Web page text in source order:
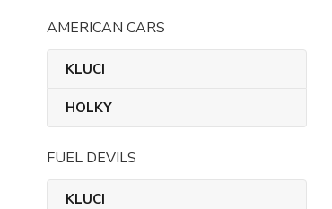
AMERICAN CARS
KLUCI
HOLKY
FUEL DEVILS
KLUCI